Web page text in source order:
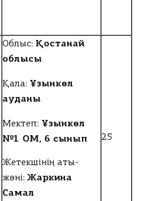
Облыс: Қостанай
облысы
Қала: Ұзынкөл
ауданы
Мектеп: Ұзынкөл
№1 ОМ, 6 сынып
Жетекшінің аты-
жөні: Жаркина
Самал
25